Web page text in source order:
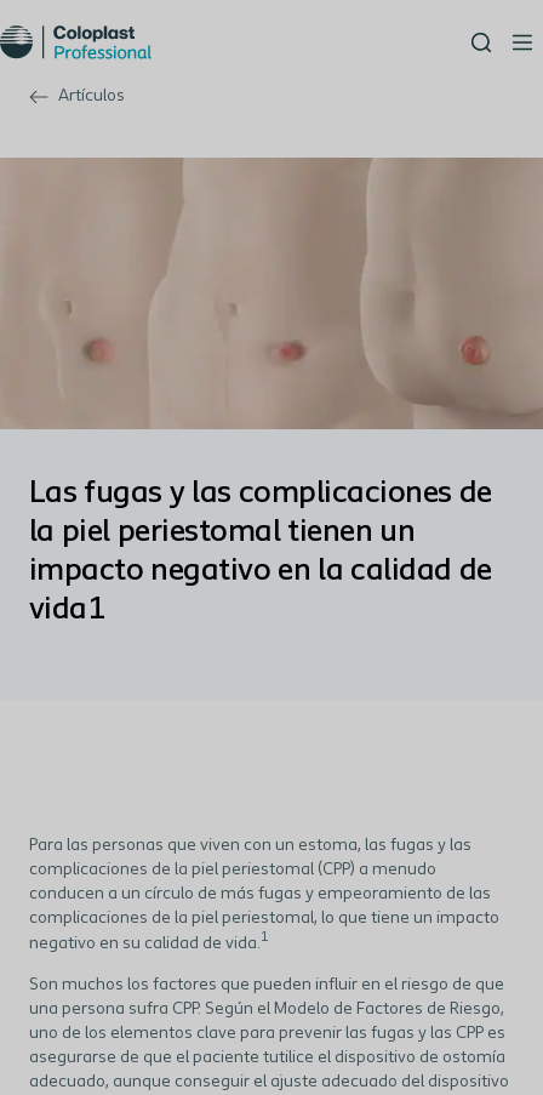
Artículos
Las fugas y las complicaciones de
la piel periestomal tienen un
impacto negativo en la calidad de
vida1
Para las personas que viven con un estoma, las fugas y las
complicaciones de la piel periestomal (CPP) a menudo
conducen a un círculo de más fugas y empeoramiento de las
complicaciones de la piel periestomal, lo que tiene un impacto
negativo en su calidad de vida.1
Son muchos los factores que pueden influir en el riesgo de que
una persona sufra CPP. Según el Modelo de Factores de Riesgo,
uno de los elementos clave para prevenir las fugas y las CPP es
asegurarse de que el paciente tutilice el dispositivo de ostomía
adecuado, aunque conseguir el ajuste adecuado del dispositivo